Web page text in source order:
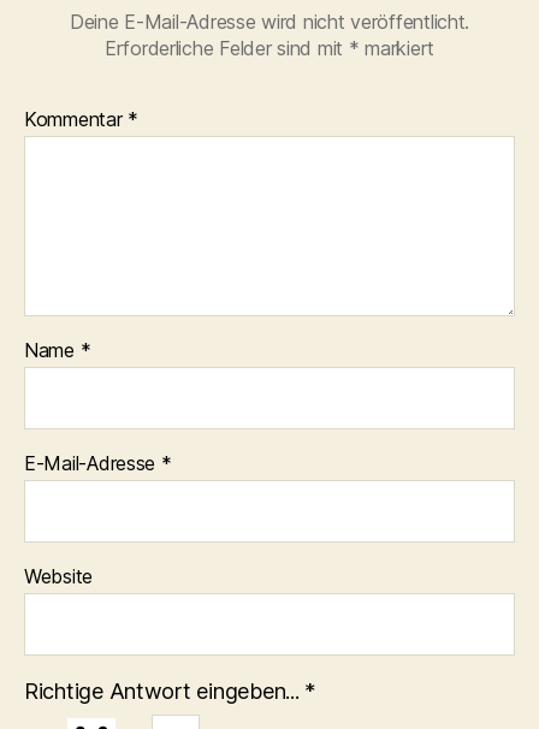
Deine E-Mail-Adresse wird nicht veröffentlicht.
Erforderliche Felder sind mit * markiert
Kommentar *
Name *
E-Mail-Adresse *
Website
Richtige Antwort eingeben... *